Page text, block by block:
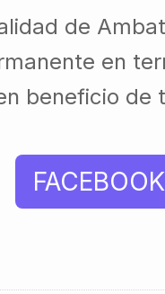
de
en
beneficio de
FACEBOOK